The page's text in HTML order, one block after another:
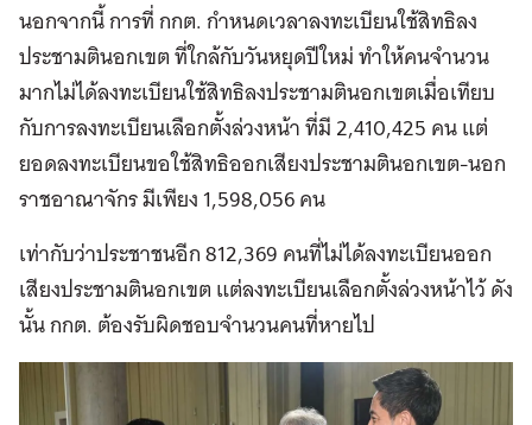
นอกจากนี้ การที่ กกต. กำหนดเวลาลงทะเบียนใช้สิทธิลง
ประชามตินอกเขต ที่ใกล้กับวันหยุดปีใหม่ ทำให้คนจำนวน
มากไม่ได้ลงทะเบียนใช้สิทธิลงประชามตินอกเขตเมื่อเทียบ
กับการลงทะเบียนเลือกตั้งล่วงหน้า ที่มี 2,410,425 คน แต่
ยอดลงทะเบียนขอใช้สิทธิออกเสียงประชามตินอกเขต-นอก
ราชอาณาจักร มีเพียง 1,598,056 คน
เท่ากับว่าประชาชนอีก 812,369 คนที่ไม่ได้ลงทะเบียนออก
เสียงประชามตินอกเขต แต่ลงทะเบียนเลือกตั้งล่วงหน้าไว้ ดัง
นั้น กกต. ต้องรับผิดชอบจำนวนคนที่หายไป